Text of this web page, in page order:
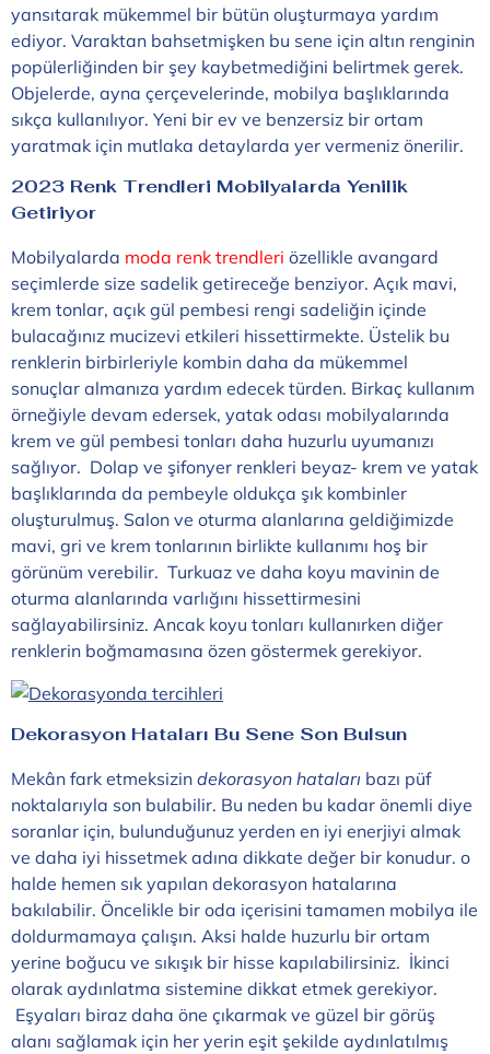
yansıtarak mükemmel bir bütün oluşturmaya yardım
ediyor. Varaktan bahsetmişken bu sene için altın renginin
popülerliğinden bir şey kaybetmediğini belirtmek gerek.
Objelerde, ayna çerçevelerinde, mobilya başlıklarında
sıkça kullanılıyor. Yeni bir ev ve benzersiz bir ortam
yaratmak için mutlaka detaylarda yer vermeniz önerilir.
2023 Renk Trendleri Mobilyalarda Yenilik
Getiriyor
Mobilyalarda moda renk trendleri özellikle avangard
seçimlerde size sadelik getireceğe benziyor. Açık mavi,
krem tonlar, açık gül pembesi rengi sadeliğin içinde
bulacağınız mucizevi etkileri hissettirmekte. Üstelik bu
renklerin birbirleriyle kombin daha da mükemmel
sonuçlar almanıza yardım edecek türden. Birkaç kullanım
örneğiyle devam edersek, yatak odası mobilyalarında
krem ve gül pembesi tonları daha huzurlu uyumanızı
sağlıyor. Dolap ve şifonyer renkleri beyaz- krem ve yatak
başlıklarında da pembeyle oldukça şık kombinler
oluşturulmuş. Salon ve oturma alanlarına geldiğimizde
mavi, gri ve krem tonlarının birlikte kullanımı hoş bir
görünüm verebilir. Turkuaz ve daha koyu mavinin de
oturma alanlarında varlığını hissettirmesini
sağlayabilirsiniz. Ancak koyu tonları kullanırken diğer
renklerin boğmamasına özen göstermek gerekiyor.
Dekorasyon Hataları Bu Sene Son Bulsun
Mekân fark etmeksizin dekorasyon hataları bazı püf
noktalarıyla son bulabilir. Bu neden bu kadar önemli diye
soranlar için, bulunduğunuz yerden en iyi enerjiyi almak
ve daha iyi hissetmek adına dikkate değer bir konudur. o
halde hemen sık yapılan dekorasyon hatalarına
bakılabilir. Öncelikle bir oda içerisini tamamen mobilya ile
doldurmamaya çalışın. Aksi halde huzurlu bir ortam
yerine boğucu ve sıkışık bir hisse kapılabilirsiniz. İkinci
olarak aydınlatma sistemine dikkat etmek gerekiyor.
Eşyaları biraz daha öne çıkarmak ve güzel bir görüş
alanı sağlamak için her yerin eşit şekilde aydınlatılmış